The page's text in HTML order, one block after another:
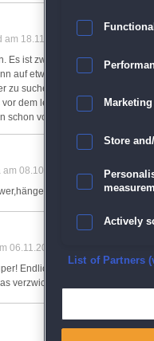
am 18.11.2013 um 18:01
Es ist zwar sehr schwer, und
auf etwas gerade Erledigtes
zu suchende Gegenstand nicht
vor dem letzten Kapitel eine
schon vorher herausgefunden.
am 08.10.2013 um 21:16
schon am anfang fest.
06.11.2013 um 11:52
Endlich mal ein Spiel, das
verzwickt - aber etwas für
Store
Actively
Ensure
List of Partners